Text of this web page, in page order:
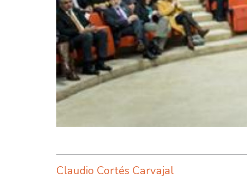
Claudio Cortés Carvajal